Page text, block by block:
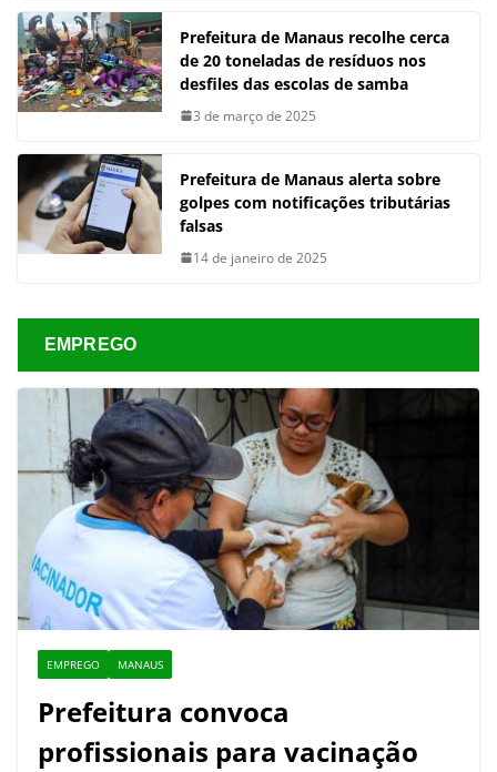
Prefeitura de Manaus recolhe cerca
de 20 toneladas de resíduos nos
desfiles das escolas de samba
3 de março de 2025
Prefeitura de Manaus alerta sobre
golpes com notificações tributárias
falsas
14 de janeiro de 2025
EMPREGO
EMPREGO MANAUS
Prefeitura convoca
profissionais para vacinação